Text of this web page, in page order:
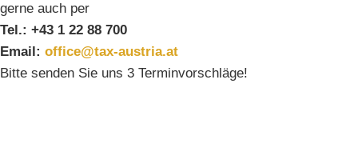
gerne auch per
Tel.: +43 1 22 88 700
Email: office@tax-austria.at
Bitte senden Sie uns 3 Terminvorschläge!